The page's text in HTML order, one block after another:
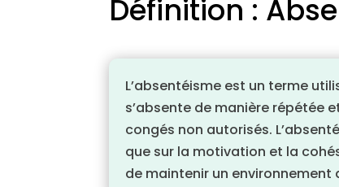
Définition :
L’absentéisme est un terme
s’absente de manière répétée
congés non autorisés.
que sur la motivation et la
de maintenir un